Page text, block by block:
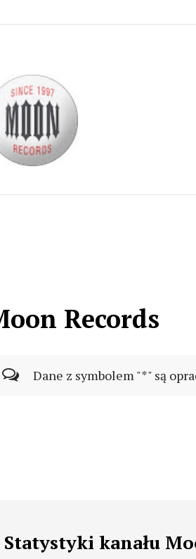
Records
Dane z symbolem "*" są
Statystyki kanału